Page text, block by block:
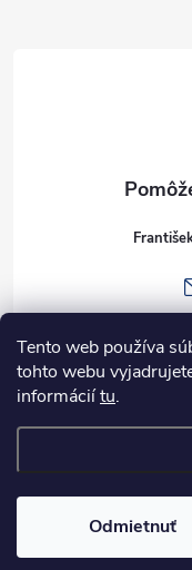
Tento web používa
tohto webu
informáciítu.
Odmietnuť
e
Informácie pre vás